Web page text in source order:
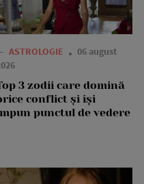
ASTROLOGIE
06 august
3 zodii care domină
conflict și își
punctul de vedere